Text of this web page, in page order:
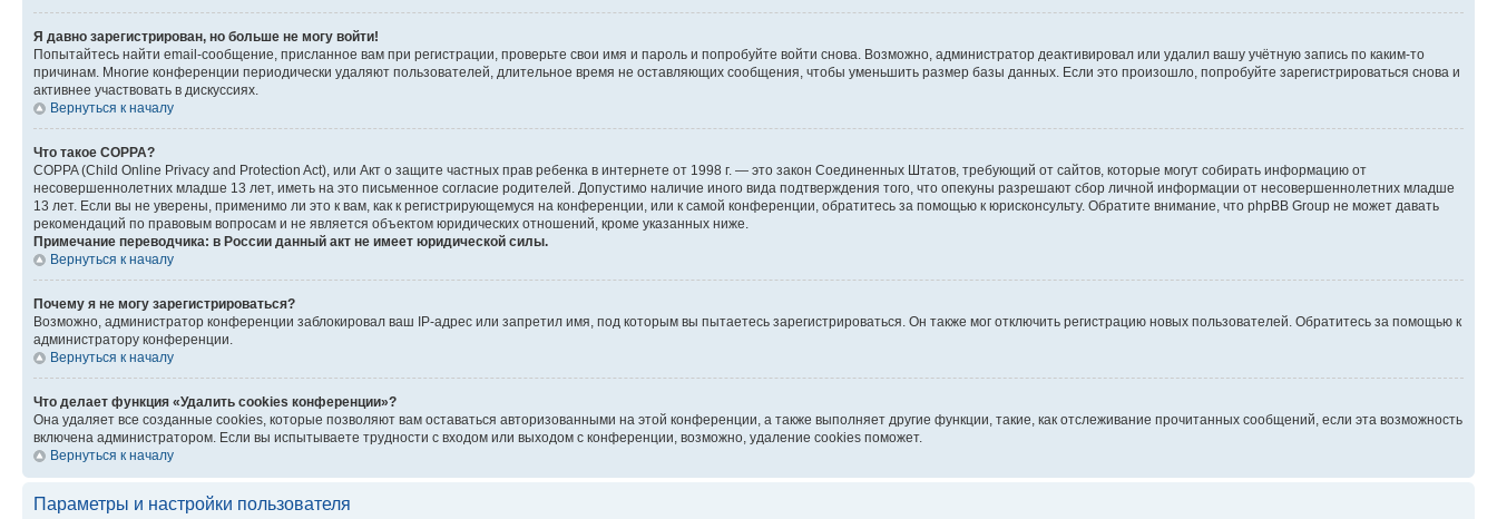
Я давно зарегистрирован, но больше не могу войти!
Попытайтесь найти email-сообщение, присланное вам при регистрации, проверьте свои имя и пароль и попробуйте войти снова. Возможно, администратор деактивировал или удалил вашу учётную запись по каким-то
причинам. Многие конференции периодически удаляют пользователей, длительное время не оставляющих сообщения, чтобы уменьшить размер базы данных. Если это произошло, попробуйте зарегистрироваться снова и
активнее участвовать в дискуссиях.
Вернуться к началу
Что такое COPPA?
COPPA (Child Online Privacy and Protection Act), или Акт о защите частных прав ребенка в интернете от 1998 г. — это закон Соединенных Штатов, требующий от сайтов, которые могут собирать информацию от
несовершеннолетних младше 13 лет, иметь на это письменное согласие родителей. Допустимо наличие иного вида подтверждения того, что опекуны разрешают сбор личной информации от несовершеннолетних младше
13 лет. Если вы не уверены, применимо ли это к вам, как к регистрирующемуся на конференции, или к самой конференции, обратитесь за помощью к юрисконсульту. Обратите внимание, что phpBB Group не может давать
рекомендаций по правовым вопросам и не является объектом юридических отношений, кроме указанных ниже.
Примечание переводчика: в России данный акт не имеет юридической силы.
Вернуться к началу
Почему я не могу зарегистрироваться?
Возможно, администратор конференции заблокировал ваш IP-адрес или запретил имя, под которым вы пытаетесь зарегистрироваться. Он также мог отключить регистрацию новых пользователей. Обратитесь за помощью к
администратору конференции.
Вернуться к началу
Что делает функция «Удалить cookies конференции»?
Она удаляет все созданные cookies, которые позволяют вам оставаться авторизованными на этой конференции, а также выполняет другие функции, такие, как отслеживание прочитанных сообщений, если эта возможность
включена администратором. Если вы испытываете трудности с входом или выходом с конференции, возможно, удаление cookies поможет.
Вернуться к началу
Параметры и настройки пользователя